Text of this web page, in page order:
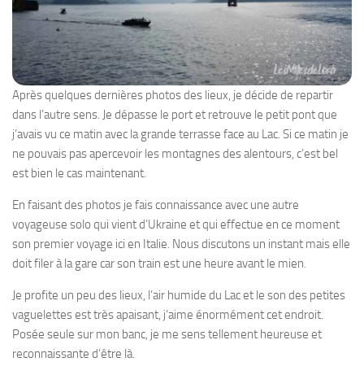
Après quelques dernières photos des lieux, je décide de repartir
dans l’autre sens. Je dépasse le port et retrouve le petit pont que
j’avais vu ce matin avec la grande terrasse face au Lac. Si ce matin je
ne pouvais pas apercevoir les montagnes des alentours, c’est bel
est bien le cas maintenant.
En faisant des photos je fais connaissance avec une autre
voyageuse solo qui vient d’Ukraine et qui effectue en ce moment
son premier voyage ici en Italie. Nous discutons un instant mais elle
doit filer à la gare car son train est une heure avant le mien.
Je profite un peu des lieux, l’air humide du Lac et le son des petites
vaguelettes est très apaisant, j’aime énormément cet endroit.
Posée seule sur mon banc, je me sens tellement heureuse et
reconnaissante d’être là.